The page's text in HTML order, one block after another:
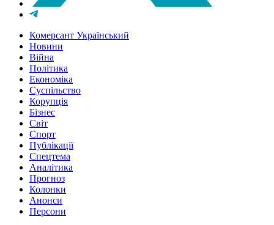
Комерсант Український
Новини
Війна
Політика
Економіка
Суспільство
Корупція
Бізнес
Світ
Спорт
Публікації
Спецтема
Аналітика
Прогноз
Колонки
Анонси
Персони